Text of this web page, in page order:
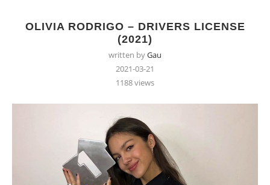
OLIVIA RODRIGO – DRIVERS LICENSE
(2021)
written byGau
2021-03-21
1188views